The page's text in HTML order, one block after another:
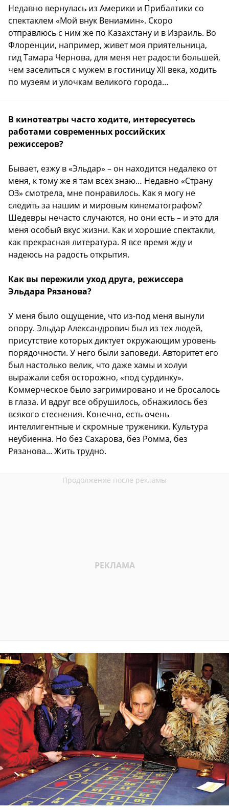
Недавно вернулась из Америки и Прибалтики со
спектаклем «Мой внук Вениамин». Скоро
отправлюсь с ним же по Казахстану и в Израиль. Во
Флоренции, например, живет моя приятельница,
гид Тамара Чернова, для меня нет радости большей,
чем заселиться с мужем в гостиницу XII века, ходить
по музеям и улочкам великого города…
В кинотеатры часто ходите, интересуетесь
работами современных российских
режиссеров?
Бывает, езжу в «Эльдар» – он находится недалеко от
меня, к тому же я там всех знаю… Недавно «Страну
ОЗ» смотрела, мне понравилось. Как я могу не
следить за нашим и мировым кинематографом?
Шедевры нечасто случаются, но они есть – и это для
меня особый вкус жизни. Как и хорошие спектакли,
как прекрасная литература. Я все время жду и
надеюсь на радость открытия.
Как вы пережили уход друга, режиссера
Эльдара Рязанова?
У меня было ощущение, что из-под меня вынули
опору. Эльдар Александрович был из тех людей,
присутствие которых диктует окружающим уровень
порядочности. У него были заповеди. Авторитет его
был настолько велик, что даже хамы и холуи
выражали себя осторожно, «под сурдинку».
Коммерческое было загримировано и не бросалось
в глаза. И вдруг все обрушилось, обнажилось без
всякого стеснения. Конечно, есть очень
интеллигентные и скромные труженики. Культура
неубиенна. Но без Сахарова, без Ромма, без
Рязанова... Жить трудно.